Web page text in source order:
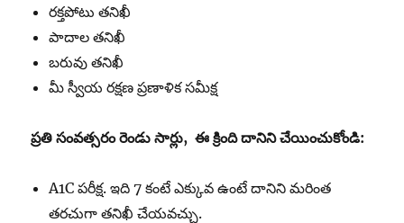
రక్తపోటు తనిఖీ
పాదాల తనిఖీ
బరువు తనిఖీ
మీ స్వీయ రక్షణ ప్రణాళిక సమీక్ష
ప్రతి సంవత్సరం రెండు సార్లు, ఈ క్రింది దానిని చేయించుకోండి:
A1C పరీక్ష. ఇది 7 కంటే ఎక్కువ ఉంటే దానిని మరింత
తరచుగా తనిఖీ చేయవచ్చు.